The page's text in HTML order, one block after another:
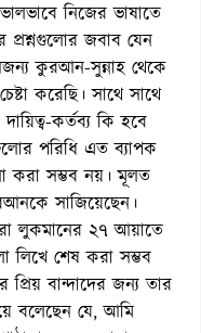
নিজের ভাষাতে
জবাব যেন
কুরআন-সুন্নাহ থেকে
করেছি। সাথে সাথে
কর্তব্য কি হবে
পরিধি এত ব্যাপক
করা সম্ভব নয়। মূলত
সাজিয়েছেন।
লুকমানের ২৭ আয়াতে
লিখে শেষ করা সম্ভব
বান্দাদের জন্য তার
বলেছেন যে, আমি